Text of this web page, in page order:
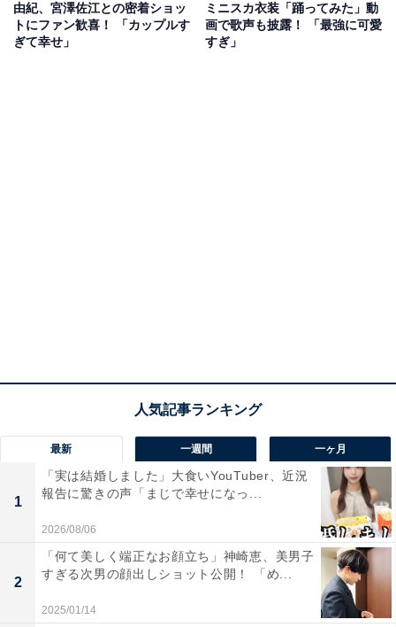
由紀、宮澤佐江との密着ショッ
トにファン歓喜！ 「カップルす
ぎて幸せ」
ミニスカ衣装「踊ってみた」動
画で歌声も披露！ 「最強に可愛
すぎ」
最新 一週間 一ヶ月
1
「実は結婚しました」大食いYouTuber、近況
報告に驚きの声「まじで幸せになっ...
2026/08/06
2
「何て美しく端正なお顔立ち」神崎恵、美男子
すぎる次男の顔出しショット公開！ 「め...
2025/01/14